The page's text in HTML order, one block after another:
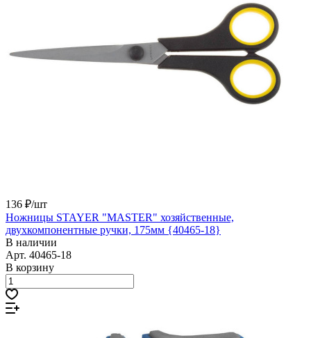
136 ₽/шт
Ножницы STAYER "MASTER" хозяйственные,
двухкомпонентные ручки, 175мм {40465-18}
В наличии
Арт. 40465-18
В корзину